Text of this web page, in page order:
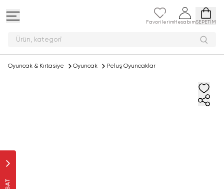
Favorilerim HesabımSEPETİM
Ürün,
Oyuncak & Kırtasiye Oyuncak Peluş Oyuncaklar